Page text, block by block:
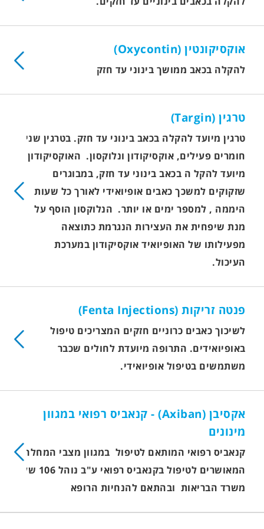
אוקסיקונטין (Oxycontin)
להקלה בכאב ממושך בינוני עד חזק
טרגין (Targin)
טרגין מיועד להקלה בכאב בינוני עד חזק. בטרגין שני
חומרים פעילים, אוקסיקודון ונלוקסון. האוקסיקודון
מיועד להקל ה בכאב בינוני עד חזק, במבוגרים
שזקוקים למשכך כאבים אופיואידי לאורך כל שעות
היממה , למספר ימים או יותר. הנלוקסון הוסף על
מנת שיפחית את העצירות הנגרמת כתוצאה
מפעילותו של האופיואיד אוקסיקודון במערכת
העיכול.
פנטה זריקות (Fenta Injections)
לשיכוך כאבים כרוניים חזקים המצריכים טיפול
באופיואידים. התרופה מיועדת לחולים שכבר
משתמשים בטיפול אופיואידי.
אקסיבן (Axiban) - קנאביס רפואי במגוון
מינונים
קנאביס רפואי המותאם לטיפול במגוון מצבי המחלה
המאושרים לטיפול בקנאביס רפואי ע"ב נוהל 106 של
משרד הבריאות ובהתאם להנחיות הרופא